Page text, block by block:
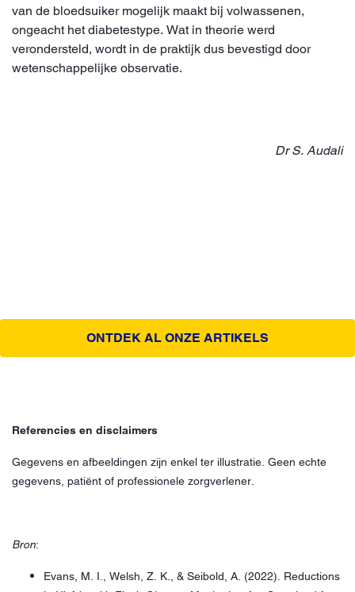
van de bloedsuiker mogelijk maakt bij volwassenen,
ongeacht het diabetestype. Wat in theorie werd
verondersteld, wordt in de praktijk dus bevestigd door
wetenschappelijke observatie.
Dr S. Audali
ONTDEK AL ONZE ARTIKELS
Referencies en disclaimers
Gegevens en afbeeldingen zijn enkel ter illustratie. Geen echte
gegevens, patiënt of professionele zorgverlener.
Bron:
Evans, M. I., Welsh, Z. K., & Seibold, A. (2022). Reductions